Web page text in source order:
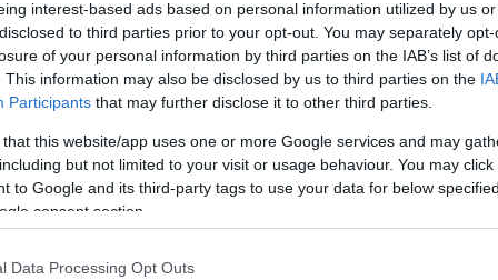
interest-based ads based on personal information utilized by us
to third parties prior to your opt-out. You may separately
of your personal information by third parties on the IAB’s list of
This information may also be disclosed by us to third parties on the
Participants that may further disclose it to other third parties.
that this website/app uses one or more Google services and may
but not limited to your visit or usage behaviour. You may
to Google and its third-party tags to use your data for below
consent section.
Data Processing Opt Outs
ZOBACZ WIĘCEJ (9)